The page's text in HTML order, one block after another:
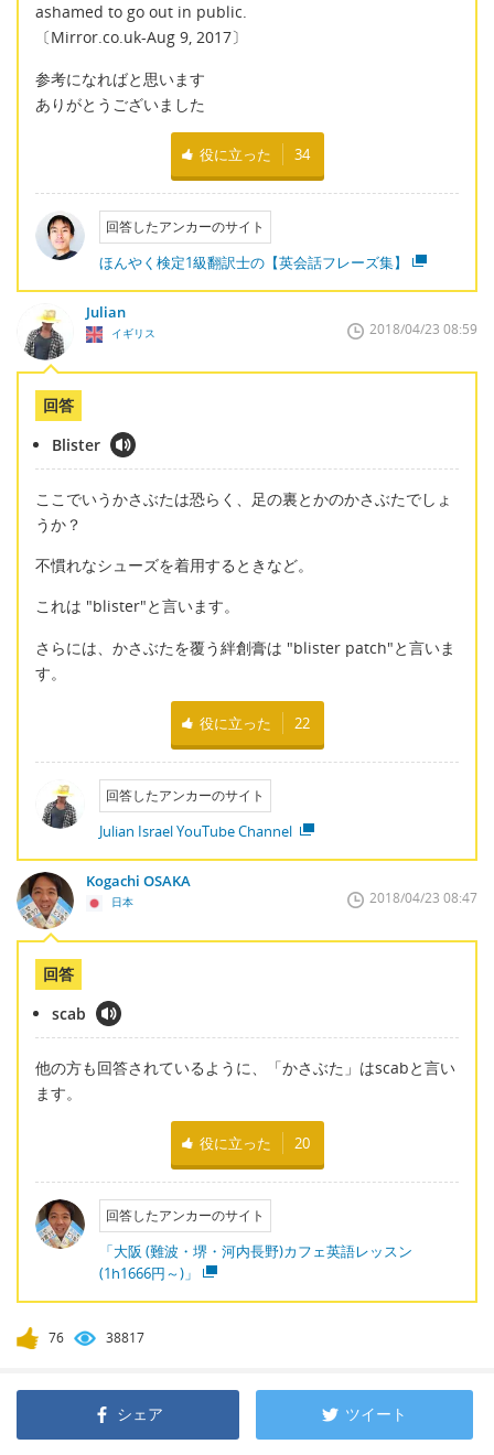
ashamed to go out in public.
〔Mirror.co.uk-Aug 9, 2017〕
参考になればと思います
ありがとうございました
役に立った 34
回答したアンカーのサイト
ほんやく検定1級翻訳士の【英会話フレーズ集】
Julian
イギリス 2018/04/23 08:59
回答
Blister
ここでいうかさぶたは恐らく、足の裏とかのかさぶたでしょ
うか？
不慣れなシューズを着用するときなど。
これは "blister"と言います。
さらには、かさぶたを覆う絆創膏は "blister patch"と言いま
す。
役に立った 22
回答したアンカーのサイト
Julian Israel YouTube Channel
Kogachi OSAKA
日本 2018/04/23 08:47
回答
scab
他の方も回答されているように、「かさぶた」はscabと言い
ます。
役に立った 20
回答したアンカーのサイト
「大阪 (難波・堺・河内長野)カフェ英語レッスン
(1h1666円～)」
76 38817
シェア ツイート